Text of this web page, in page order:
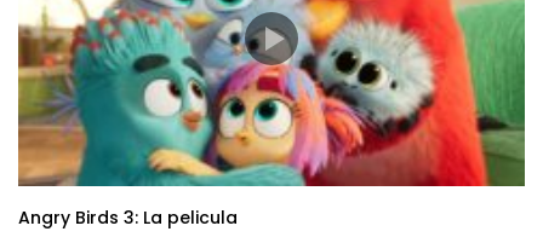
Angry Birds 3: La pelicula